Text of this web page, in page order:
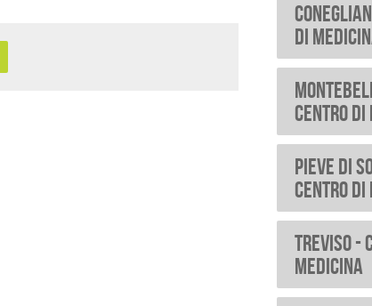
di
Centro di
PIEVE DI
Centro di
TREVISO
Medicina